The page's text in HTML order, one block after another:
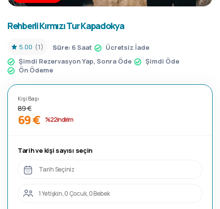
Rehberli Kırmızı Tur Kapadokya
5.00 (1) Süre: 6 Saat
Ücretsiz İade
Şimdi Rezervasyon Yap, Sonra Öde
Şimdi Öde
Ön Ödeme
Kişi Başı
89 €
69 € %22 indirim
Tarih ve kişi sayısı seçin
Tarih Seçiniz
1 Yetişkin, 0 Çocuk, 0 Bebek